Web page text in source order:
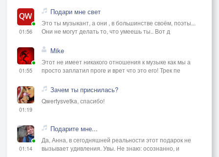
01:56
Подари мне свет
Это ты музыкант, а они , в большинстве своём, поэты...
Они не могут делать то, что умеешь ты.. Вот д
01:55
Mike
Этот не имеет никакого отношения к музыке как мы а
просто заплатил проге и врет что это его! Трек пе
01:19
Зачем ты приснилась?
Qwertysvetka, спасибо!
01:14
Подарите мне...
Да, Анна, в сегодняшней реальности этот подарок не
вызывает удивления. Увы. Не знаю: осознанно, и